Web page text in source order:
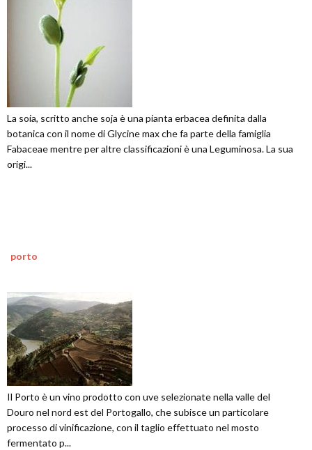
La soia, scritto anche soja è una pianta erbacea definita dalla
botanica con il nome di Glycine max che fa parte della famiglia
Fabaceae mentre per altre classificazioni è una Leguminosa. La sua
origi...
porto
Il Porto è un vino prodotto con uve selezionate nella valle del
Douro nel nord est del Portogallo, che subisce un particolare
processo di vinificazione, con il taglio effettuato nel mosto
fermentato p...